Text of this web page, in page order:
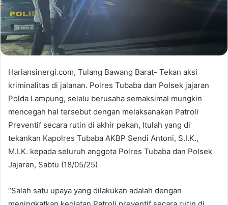
Hariansinergi.com, Tulang Bawang Barat- Tekan aksi
kriminalitas di jalanan. Polres Tubaba dan Polsek jajaran
Polda Lampung, selalu berusaha semaksimal mungkin
mencegah hal tersebut dengan melaksanakan Patroli
Preventif secara rutin di akhir pekan, Itulah yang di
tekankan Kapolres Tubaba AKBP Sendi Antoni, S.I.K.,
M.I.K. kepada seluruh anggota Polres Tubaba dan Polsek
Jajaran, Sabtu (18/05/25)
“Salah satu upaya yang dilakukan adalah dengan